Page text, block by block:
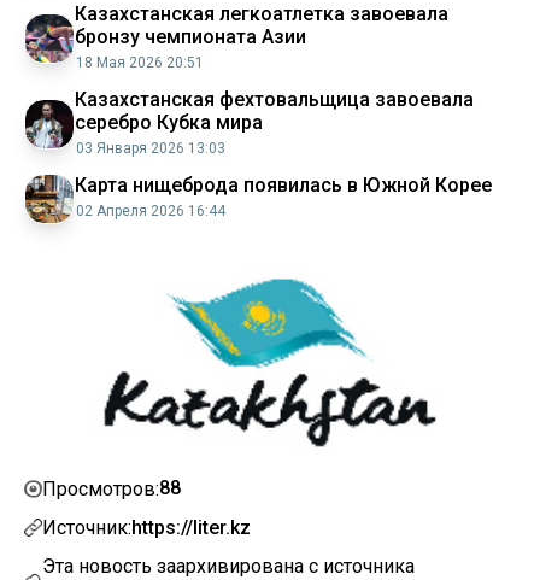
Казахстанская легкоатлетка завоевала
бронзу чемпионата Азии
18 Мая 2026 20:51
Казахстанская фехтовальщица завоевала
серебро Кубка мира
03 Января 2026 13:03
Карта нищеброда появилась в Южной Корее
02 Апреля 2026 16:44
Просмотров:88
Источник:https://liter.kz
Эта новость заархивирована с источника